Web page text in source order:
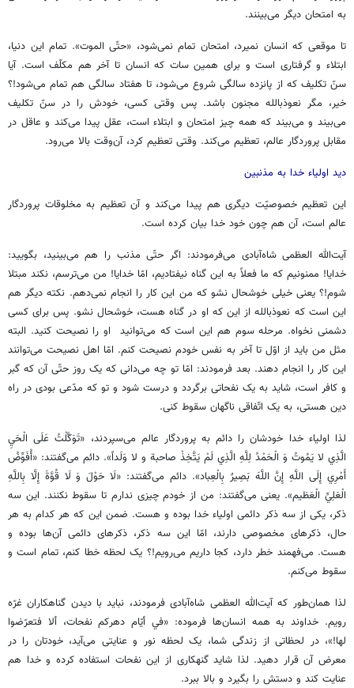
به امتحان دیگر می‌بینند.
تا موقعی که انسان نمیرد، امتحان تمام نمی‌شود، «حتّی الموت». تمام این دنیا،
ابتلاء و گرفتاری است و برای همین سات که انسان تا آخر هم مکلّف است. آیا
سنّ تکلیف که از پانزده سالگی شروع می‌شود، تا هفتاد سالگی هم تمام می‌شود!؟
خیر، مگر نعوذبالله مجنون باشد. پس وقتی کسی، خودش را در سنّ تکلیف
می‌بیند و می‌بیند که همه چیز امتحان و ابتلاء است، عقل پیدا می‌کند و عاقل در
مقابل پروردگار عالم، تعظیم می‌کند. وقتی تعظیم کرد، آن‌وقت بالا می‌رود.
دید اولیاء خدا به مذنبین
این تعظیم خصوصیّت دیگری هم پیدا می‌کند و آن تعظیم به مخلوقات پروردگار
عالم است، آن هم چون خود خدا بیان کرده است.
آیت‌الله العظمی شاه‌آبادی می‌فرمودند: اگر حتّی مذنب را هم می‌بینید، بگویید:
خدایا! ممنونیم که ما فعلاً به این گناه نیفتادیم، امّا خدایا! من می‌ترسم، نکند مبتلا
شوم!؟ یعنی خیلی خوشحال نشو که من این کار را انجام نمی‌دهم. نکته دیگر هم
این است که نعوذبالله از این که او در گناه هست، خوشحال نشو. پس برای کسی
دشمنی نخواه. مرحله سوم هم این است که می‌توانید او را نصیحت کنید. البته
مثل من باید از اوّل تا آخر به نفس خودم نصیحت کنم. امّا اهل نصیحت می‌توانند
این کار را انجام دهند. بعد فرمودند: امّا تو چه می‌دانی که یک روز حتّی آن که گبر
و کافر است، شاید به یک نفحاتی برگردد و درست شود و تو که مدّعی بودی در راه
دین هستی، به یک اتّفاقی ناگهان سقوط کنی.
لذا اولیاء خدا خودشان را دائم به پروردگار عالم می‌سپردند، «تَوَكَّلْتُ‌ عَلَى‌ الْحَيِ‌
الَّذِي لا يَمُوتُ‌ وَ الْحَمْدُ لِلَّهِ الَّذِي لَمْ يَتَّخِذْ صاحبة و لا وَلَداً». دائم می‌گفتند: «أُفَوِّضُ‌
أَمْرِي‌ إِلَى اللَّهِ إِنَّ اللَّهَ بَصِيرٌ بِالْعِباد». دائم می‌گفتند: «لَا حَوْلَ‌ وَ لَا قُوَّةَ إِلَّا بِاللَّهِ
الْعَلِيِّ الْعَظیم». یعنی می‌گفتند: من از خودم چیزی ندارم تا سقوط نکنند. این سه
ذکر، یکی از سه ذکر دائمی اولیاء خدا بوده و هست. ضمن این که هر کدام به هر
حال، ذکرهای مخصوصی دارند، امّا این سه ذکر، ذکرهای دائمی آن‌ها بوده و
هست. می‌فهمند خطر دارد، کجا داریم می‌رویم!؟ یک لحظه خطا کنم، تمام است و
سقوط می‌کنم.
لذا همان‌طور که آیت‌الله العظمی شاه‌آبادی فرمودند، نباید با دیدن گناهکاران غرّه
رویم. خداوند به همه انسان‌ها فرموده: «في‌ أيّام‌ دهركم‌ نفحات، ألا فتعرّضوا
لها!»، در لحظاتی از زندگی شما، یک لحظه نور و عنایتی می‌آید، خودتان را در
معرض آن قرار دهید. لذا شاید گنهکاری از این نفحات استفاده کرده و خدا هم
عنایت کند و دستش را بگیرد و بالا ببرد.